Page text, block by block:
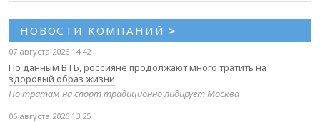
НОВОСТИ КОМПАНИЙ >
07 августа 2026 14:42
По данным ВТБ, россияне продолжают много тратить на
здоровый образ жизни
По тратам на спорт традиционно лидирует Москва
06 августа 2026 13:25